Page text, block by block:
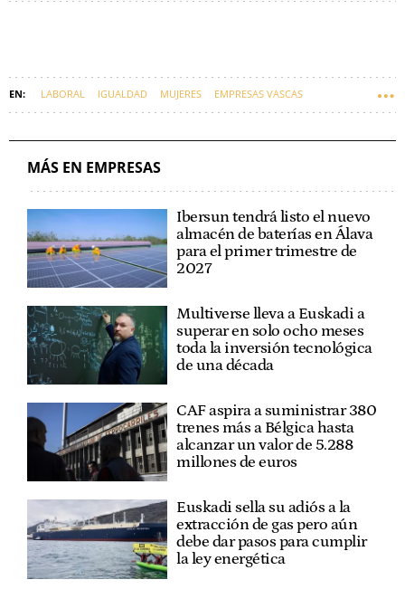
LABORAL IGUALDAD MUJERES EMPRESAS VASCAS
MÁS EN EMPRESAS
Ibersun tendrá listo el nuevo
almacén de baterías en Álava
para el primer trimestre de
2027
Multiverse lleva a Euskadi a
superar en solo ocho meses
toda la inversión tecnológica
de una década
CAF aspira a suministrar 380
trenes más a Bélgica hasta
alcanzar un valor de 5.288
millones de euros
Euskadi sella su adiós a la
extracción de gas pero aún
debe dar pasos para cumplir
la ley energética